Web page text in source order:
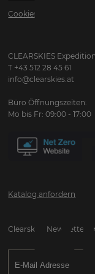
Cookies
CLEARSKIES
T +43 512 28 45 61
info@clearskies.at
Büro Öffnungszeiten:
Mo bis Fr: 09:00 - 17:00
Katalog anfordern
Clearskies Newsletter